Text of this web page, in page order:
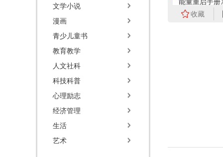
文学小说
漫画
青少儿童书
教育教学
人文社科
科技科普
心理励志
经济管理
生活
艺术
收藏